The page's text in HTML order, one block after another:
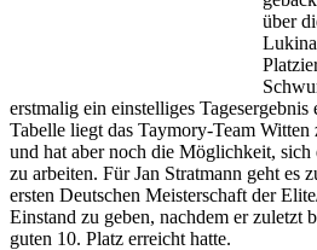
über
erstmalig ein einstelliges
Tabelle liegt das Taymory-Team
und hat aber noch die Möglichkeit, sich
zu arbeiten. Für Jan Stratmann geht es
ersten Deutschen Meisterschaft der
Einstand zu geben, nachdem er zuletzt
guten 10. Platz erreicht hatte.